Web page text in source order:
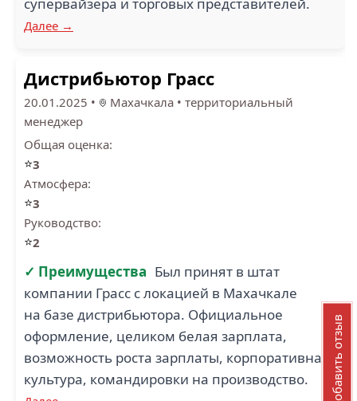
Далее →
Дистрибьютор Грасс
20.01.2025 • Махачкала • территориальный
менеджер
Общая оценка:
⭐3
Атмосфера:
⭐3
Руководство:
⭐2
✓ Преимущества Был принят в штат
компании Грасс с локацией в Махачкале
на базе дистрибьютора. Официальное
оформление, целиком белая зарплата,
возможность роста зарплаты, корпоративная
культура, командировки на производство.
Добавить отзыв